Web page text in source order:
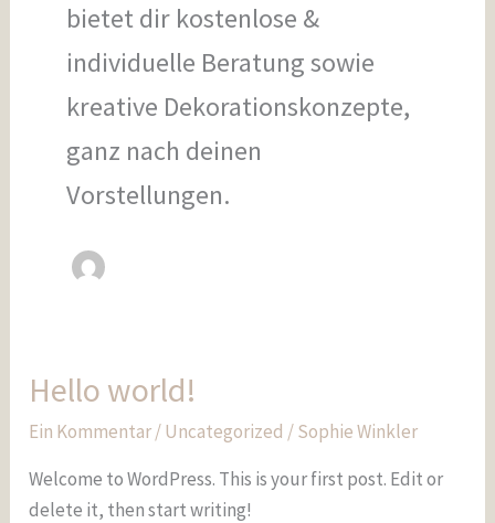
bietet dir kostenlose &
individuelle Beratung sowie
kreative Dekorationskonzepte,
ganz nach deinen
Vorstellungen.
Hello world!
Ein Kommentar/Uncategorized /Sophie Winkler
Welcome to WordPress. This is your first post. Edit or
delete it, then start writing!
Hello